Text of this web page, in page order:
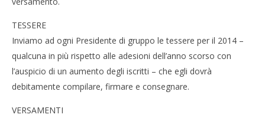
TESSERE
Inviamo ad ogni Presidente di gruppo le tessere per il 2014 –
qualcuna in più rispetto alle adesioni dell’anno scorso con
l’auspicio di un aumento degli iscritti – che egli dovrà
debitamente compilare, firmare e consegnare.
VERSAMENTI